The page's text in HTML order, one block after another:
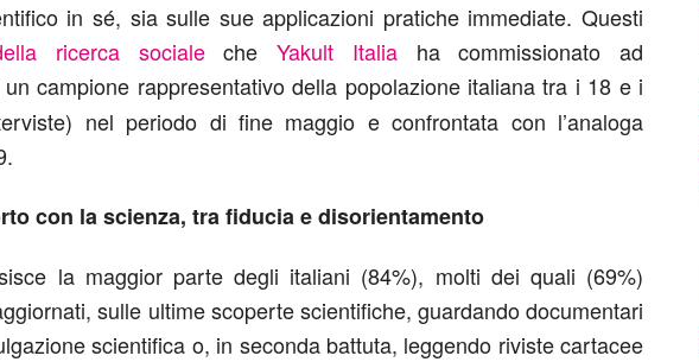
in sé, sia sulle sue applicazioni pratiche immediate. Questi
ricerca socialeche Yakult Italiaha commissionato ad
campione rappresentativo della popolazione italiana tra i 18 e i
nel periodo di fine maggio e confrontata con l’analoga
con la scienza, tra fiducia e disorientamento
la maggior parte degli italiani (84%), molti dei quali (69%)
sulle ultime scoperte scientifiche, guardando documentari
scientifica o, in seconda battuta, leggendo riviste cartacee